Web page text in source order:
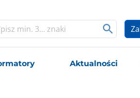
Aktualności